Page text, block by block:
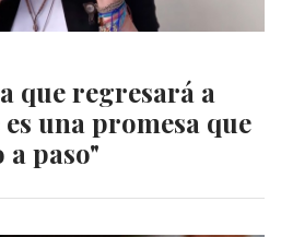
que regresará a
es una promesa que
a paso"